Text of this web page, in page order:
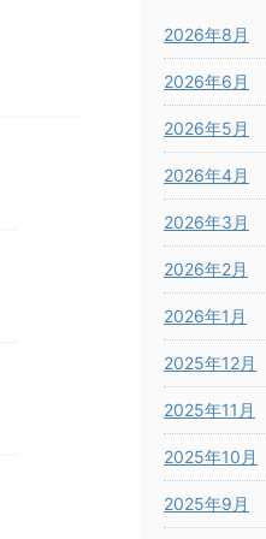
2026年8月
2026年6月
2026年5月
2026年4月
2026年3月
2026年2月
2026年1月
2025年12月
2025年11月
2025年10月
2025年9月